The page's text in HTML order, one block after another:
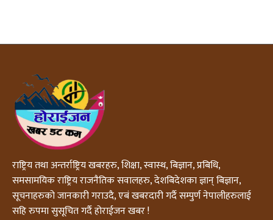
राष्ट्रिय तथा अन्तर्राष्ट्रिय खबरहरु, शिक्षा, स्वास्थ, बिज्ञान, प्रबिधि,
समसामयिक राष्ट्रिय राजनैतिक सवालहरु, देशबिदेशका ज्ञान् बिज्ञान,
सूचनाहरुको जानकारी गराउदै, एबं खबरदारी गर्दै सम्पुर्ण नेपालीहरुलाई
सहि रुपमा सुसूचित गर्दै होराईजन खबर !